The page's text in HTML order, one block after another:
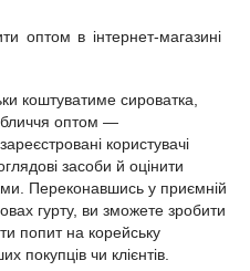
коштуватиме сироватка,
оптом —
користувачі
засоби й оцінити
Переконавшись у приємній
гурту, ви зможете зробити
попит на корейську
покупців чи клієнтів.